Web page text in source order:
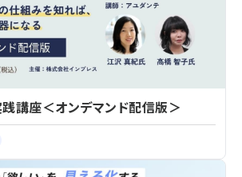
講座＜オンデマンド配信版＞